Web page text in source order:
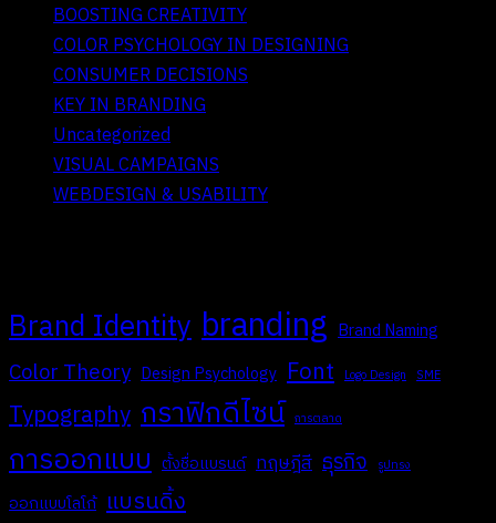
BOOSTING CREATIVITY
COLOR PSYCHOLOGY IN DESIGNING
CONSUMER DECISIONS
KEY IN BRANDING
Uncategorized
VISUAL CAMPAIGNS
WEBDESIGN & USABILITY
Brand Identity branding Brand Naming
Color Theory Design Psychology Font Logo Design SME
Typography กราฟิกดีไซน์ การตลาด
การออกแบบ ตั้งชื่อแบรนด์ ทฤษฎีสี ธุรกิจ รูปทรง
ออกแบบโลโก้ แบรนดิ้ง